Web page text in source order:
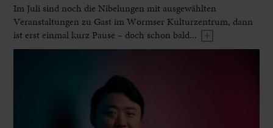
Im Juli sind noch die Nibelungen mit ausgewählten
Veranstaltungen zu Gast im Wormser Kulturzentrum, dann
ist erst einmal kurz Pause – doch schon bald...